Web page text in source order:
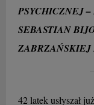
PSYCHICZNEJ
SEBASTIAN
ZABRZAŃSKIEJ
42 latek usłyszał